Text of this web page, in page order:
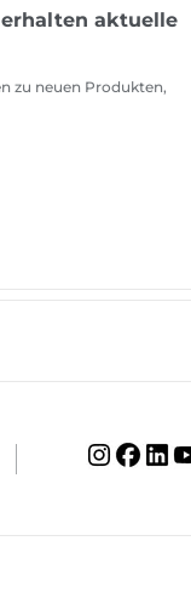
aktuelle
zu neuen Produkten,